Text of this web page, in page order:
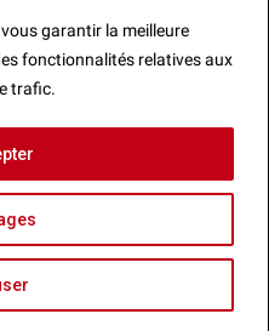
garantir la meilleure
fonctionnalités relatives aux
trafic.
cookies.
vous garantir la meilleure
des fonctionnalités relatives
notre trafic.
Réglages